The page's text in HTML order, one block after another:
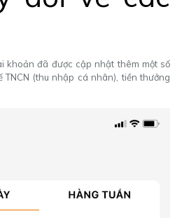
khoản đã được cập nhật thêm một số
TNCN (thu nhập cá nhân), tiền thưởng